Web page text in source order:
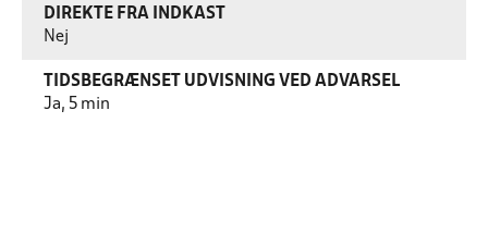
DIREKTE FRA INDKAST
Nej
TIDSBEGRÆNSET UDVISNING VED ADVARSEL
Ja, 5 min